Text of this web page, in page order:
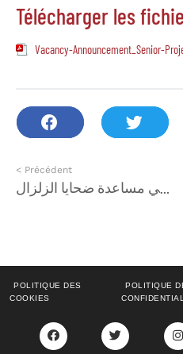
Télécharger les
Vacancy-Announcement_Senior-
< Précédent
POLITIQUE DES
COOKIES
POLITIQUE